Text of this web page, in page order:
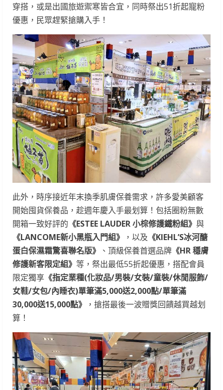
穿搭，或是出國旅遊禦寒皆合宜，同時祭出51折起寵粉
優惠，民眾趕緊搶購入手！
此外，時序接近年末換季肌膚保養需求，許多愛美顧客
開始囤貨保養品，趁週年慶入手最划算！包括圈粉無數
開箱一致好評的 《ESTEE LAUDER小棕修護鐵粉組》 與
《LANCOME新小黑瓶入門組》 ，以及 《KIEHL’S冰河醣
蛋白保濕霜驚喜聯名版》
、頂級保養首選品牌 《HR穩膚
修護新客限定組》 等，祭出最低55折起優惠，搭配會員
限定獨享 《指定業種(化妝品/男裝/女裝/童裝/休閒服飾/
女鞋/女包/內睡衣)單筆滿5,000送2,000點/單筆滿
30,000送15,000點》
，搶搭最後一波贈獎回饋越買越划
算！